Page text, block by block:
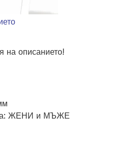
на описанието!
: ЖЕНИ и МЪЖЕ